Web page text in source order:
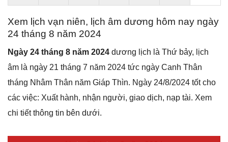
Xem lịch vạn niên, lịch âm dương hôm nay ngày
24 tháng 8 năm 2024
Ngày 24 tháng 8 năm 2024 dương lịch là Thứ bảy, lịch
âm là ngày 21 tháng 7 năm 2024 tức ngày Canh Thân
tháng Nhâm Thân năm Giáp Thìn. Ngày 24/8/2024 tốt cho
các việc: Xuất hành, nhận người, giao dịch, nạp tài. Xem
chi tiết thông tin bên dưới.